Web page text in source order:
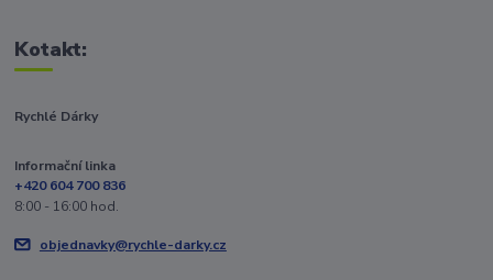
Kotakt:
Rychlé Dárky
Informační linka
+420 604 700 836
8:00 - 16:00 hod.
objednavky@rychle-darky.cz